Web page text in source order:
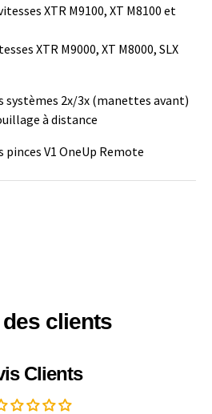
XTR M9100, XT M8100 et
XTR M9000, XT M8000, SLX
systèmes 2x/3x (manettes avant)
à distance
V1 OneUp Remote
clients
Clients